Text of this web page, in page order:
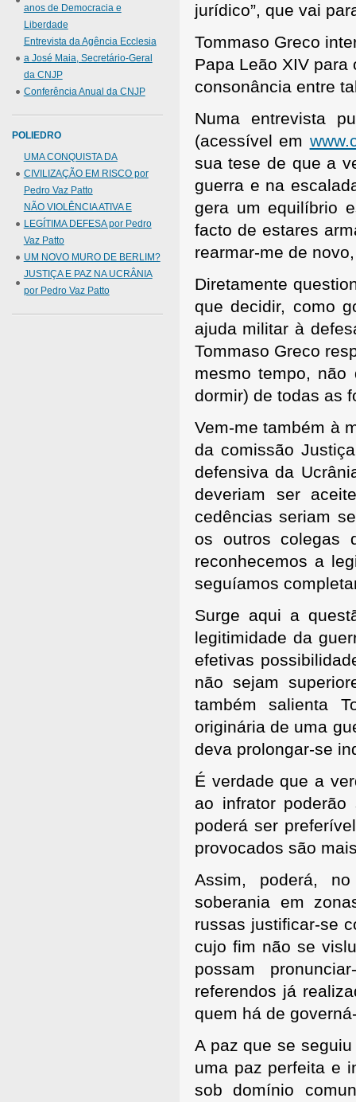
jurídico”, que vai
Tommaso Greco
Papa Leão XIV
consonância entre
Numa entrevista
(acessível em
sua tese de que a
guerra e na
gera um equilíbrio
facto de estares
rearmar-me de
Diretamente
que decidir, como
ajuda militar à
Tommaso Greco
mesmo tempo,
dormir) de todas as
Vem-me também à
da comissão
defensiva da
deveriam ser
cedências seriam
os outros colegas
reconhecemos a
seguíamos
Surge aqui a
legitimidade da
efetivas
não sejam
também salienta
originária de uma
deva prolongar-se
É verdade que a
ao infrator
poderá ser
provocados são
Assim, poderá,
soberania em
russas justificar-se
cujo fim não se
possam
referendos já
quem há de
A paz que se
uma paz perfeita e
sob domínio
anos de Democracia e
Liberdade
Entrevista da Agência Ecclesia
a José Maia, Secretário-Geral
da CNJP
Conferência Anual da CNJP
POLIEDRO
UMA CONQUISTA DA
CIVILIZAÇÃO EM RISCO por
Pedro Vaz Patto
NÃO VIOLÊNCIA ATIVA E
LEGÍTIMA DEFESA por Pedro
Vaz Patto
UM NOVO MURO DE BERLIM?
JUSTIÇA E PAZ NA UCRÂNIA
por Pedro Vaz Patto